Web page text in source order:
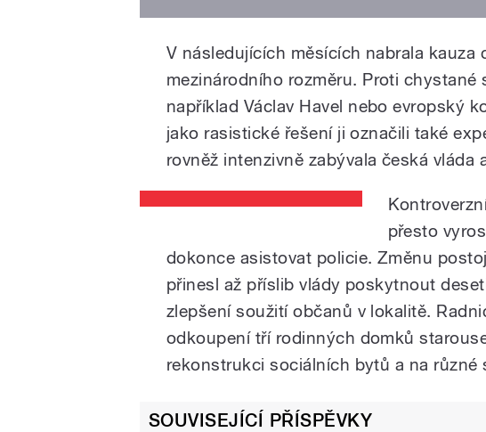
V následujících měsících nabrala kauza
mezinárodního rozměru. Proti chystané
například Václav Havel nebo evropský
jako rasistické řešení ji označili také
rovněž intenzivně zabývala česká vláda
přesto
dokonce asistovat policie. Změnu
přinesl až příslib vlády poskytnout
zlepšení soužití občanů v lokalitě.
odkoupení tří rodinných domků
rekonstrukci sociálních bytů a na různé
SOUVISEJÍCÍ PŘÍSPĚVKY